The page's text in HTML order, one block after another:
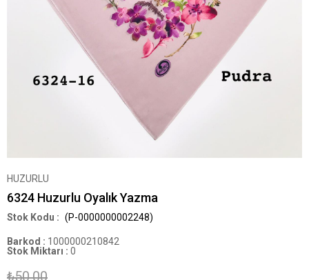
HUZURLU
6324 Huzurlu Oyalık Yazma
(P-0000000002248)
Barkod : 1000000210842
Stok Miktarı : 0
₺50,00